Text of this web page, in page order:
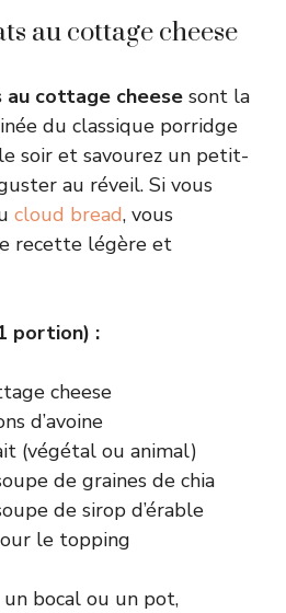
au cottage cheese
cottage cheese sont la
du classique porridge
soir et savourez un petit-
au réveil. Si vous
cloud bread, vous
recette légère et
portion) :
cheese
d’avoine
(végétal ou animal)
de graines de chia
de sirop d’érable
le topping
un bocal ou un pot,